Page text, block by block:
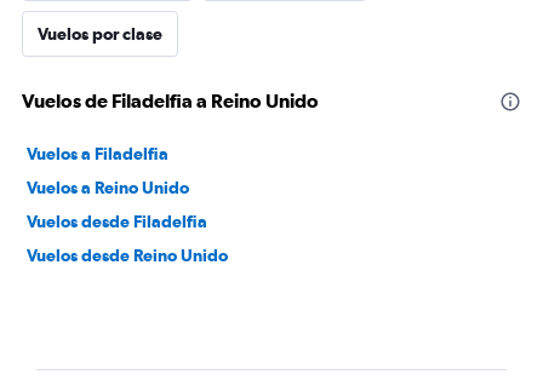
Vuelos por clase
Vuelos de Filadelfia a Reino Unido
Vuelos a Filadelfia
Vuelos a Reino Unido
Vuelos desde Filadelfia
Vuelos desde Reino Unido